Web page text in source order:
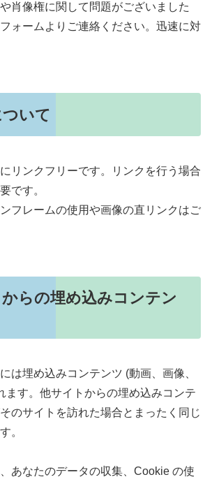
肖像権に関して問題がございました
ォームよりご連絡ください。迅速に対
いて
リンクフリーです。リンクを行う場合
です。
フレームの使用や画像の直リンクはご
らの埋め込みコンテン
は埋め込みコンテンツ (動画、画像、
ます。他サイトからの埋め込みコンテ
のサイトを訪れた場合とまったく同じ
。
あなたのデータの収集、Cookie の使